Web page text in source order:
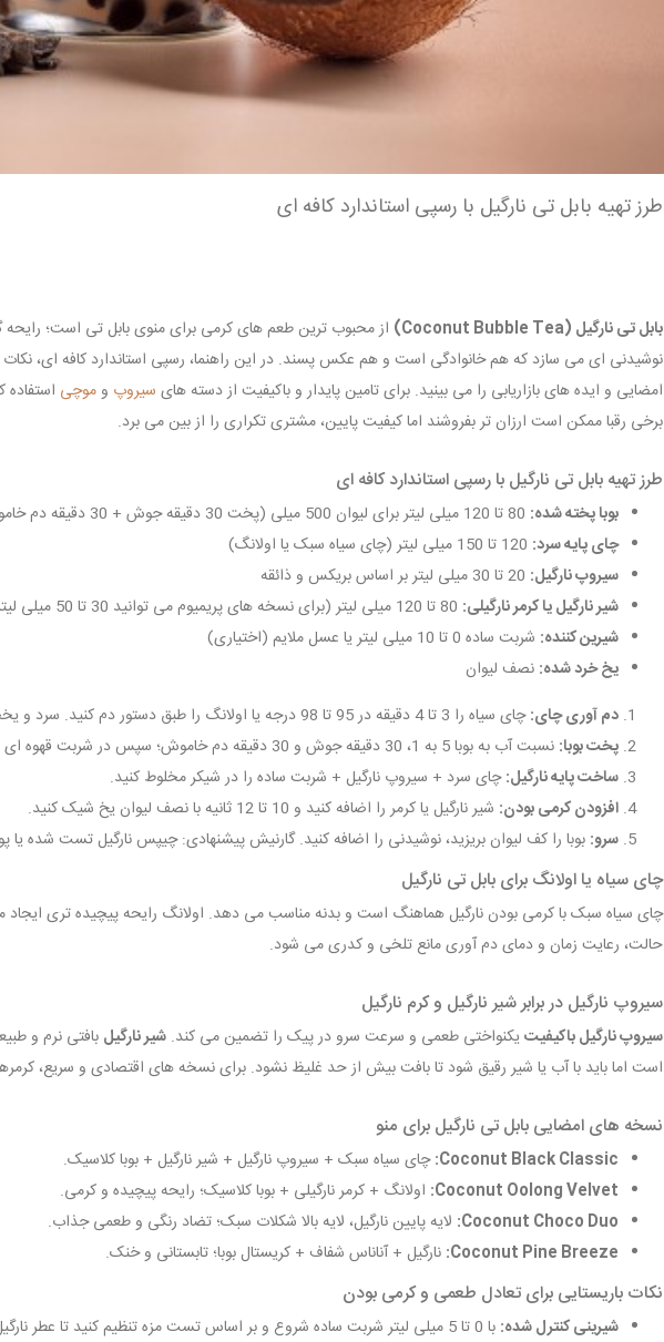
طرز تهیه بابل تی نارگیل با رسپی استاندارد کافه ای
بابل تی نارگیل (Coconut Bubble Tea) از محبوب ترین طعم های کرمی برای منوی بابل تی است؛ رایحه
نوشیدنی ای می سازد که هم خانوادگی است و هم عکس پسند. در این راهنما، رسپی استاندارد کافه ای،
امضایی و ایده های بازاریابی را می بینید. برای تامین پایدار و باکیفیت از دسته های سیروپ وموچی
برخی رقبا ممکن است ارزان تر بفروشند اما کیفیت پایین، مشتری تکراری را از بین می برد.
طرز تهیه بابل تی نارگیل با رسپی استاندارد کافه ای
بوبا پخته شده:
چای پایه سرد:
سیروپ نارگیل:
شیر نارگیل یا کرمر نارگیلی:
شیرین کننده: شربت ساده 0 تا 10 میلی لیتر یا عسل ملایم (اختیاری)
یخ خرد شده: نصف لیوان
دم آوری چای:چای سیاه را 3 تا 4 دقیقه در 95 تا 98 درجه یا اولانگ را طبق دستور دم کنید. سرد و یخچالی کنید.
پخت بوبا: نسبت آب به بوبا 5 به 1، 30 دقیقه جوش و 30 دقیقه دم خاموش؛ سپس در شربت قهوه ای سبک نگه داری شود.
ساخت پایه نارگیل:چای سرد + سیروپ نارگیل + شربت ساده را در شیکر مخلوط کنید.
افزودن کرمی بودن: شیر نارگیل یا کرمر را اضافه کنید و 10 تا 12 ثانیه با نصف لیوان یخ شیک کنید.
سرو: بوبا را کف لیوان بریزید، نوشیدنی را اضافه کنید. گارنیش پیشنهادی: چیپس نارگیل تست شده یا
چای سیاه یا اولانگ برای بابل تی نارگیل
چای سیاه سبک با کرمی بودن نارگیل هماهنگ است و بدنه مناسب می دهد. اولانگ رایحه پیچیده تری
حالت، رعایت زمان و دمای دم آوری مانع تلخی و کدری می شود.
سیروپ نارگیل در برابر شیر نارگیل و کرم نارگیل
سیروپ نارگیل باکیفیتیکنواختی طعمی و سرعت سرو در پیک را تضمین می کند. شیر نارگیل بافتی نرم و
است اما باید با آب یا شیر رقیق شود تا بافت بیش از حد غلیظ نشود. برای نسخه های اقتصادی و سریع،
نسخه های امضایی بابل تی نارگیل برای منو
Coconut Black Classic: چای سیاه سبک + سیروپ نارگیل + شیر نارگیل + بوبا کلاسیک.
Coconut Oolong Velvet: اولانگ + کرمر نارگیلی + بوبا کلاسیک؛ رایحه پیچیده و کرمی.
Coconut Choco Duo: لایه پایین نارگیل، لایه بالا شکلات سبک؛ تضاد رنگی و طعمی جذاب.
Coconut Pine Breeze: نارگیل + آناناس شفاف + کریستال بوبا؛ تابستانی و خنک.
نکات باریستایی برای تعادل طعمی و کرمی بودن
شیرینی کنترل شده: با 0 تا 5 میلی لیتر شربت ساده شروع و بر اساس تست مزه تنظیم کنید تا عطر نارگیل غالب بماند.